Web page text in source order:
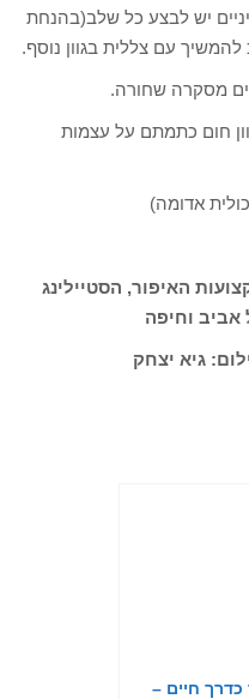
יש לבצע כל שלב(בהנחת
להמשיך עם צללית בגוון נוסף.
חום כתמתם על עצמות
האיפור, הסטיילינג
אביב וחיפה
גיא יצחק
כדרך חיים –